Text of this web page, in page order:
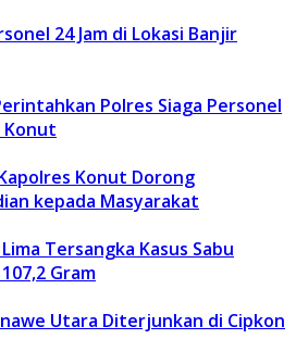
24 Jam di Lokasi Banjir
Polres Siaga Personel
Konut
Konut Dorong
kepada Masyarakat
Tersangka Kasus Sabu
Gram
Utara Diterjunkan di Cipkon